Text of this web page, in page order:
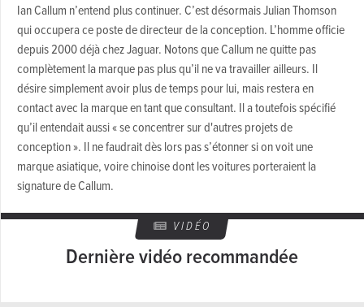
Ian Callum n’entend plus continuer. C’est désormais Julian Thomson
qui occupera ce poste de directeur de la conception. L’homme officie
depuis 2000 déjà chez Jaguar. Notons que Callum ne quitte pas
complètement la marque pas plus qu’il ne va travailler ailleurs. Il
désire simplement avoir plus de temps pour lui, mais restera en
contact avec la marque en tant que consultant. Il a toutefois spécifié
qu’il entendait aussi « se concentrer sur d'autres projets de
conception ». Il ne faudrait dès lors pas s’étonner si on voit une
marque asiatique, voire chinoise dont les voitures porteraient la
signature de Callum.
VIDÉO
Dernière vidéo recommandée